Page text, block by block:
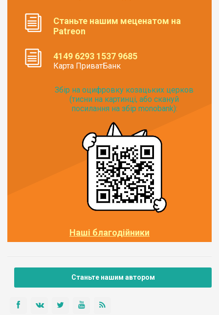
Станьте нашим меценатом на
Patreon
4149 6293 1537 9685
Карта ПриватБанк
Збір на оцифровку козацьких церков
(тисни на картинці, або скануй
посилання на збір monobank):
Наші благодійники
Станьте нашим автором